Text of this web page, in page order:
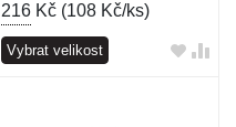
216Kč (108 Kč/ks)
Vybrat velikost